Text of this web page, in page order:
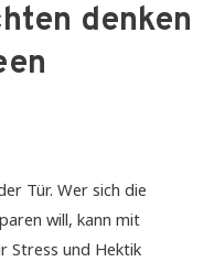
denken
Tür. Wer sich die
will, kann mit
Stress und Hektik